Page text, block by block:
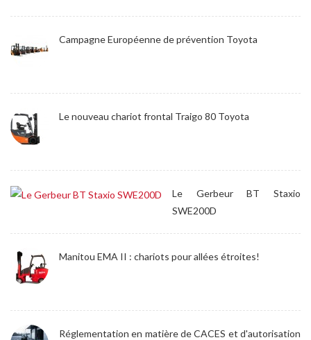
Campagne Européenne de prévention Toyota
Le nouveau chariot frontal Traigo 80 Toyota
Le Gerbeur BT Staxio
SWE200D
Manitou EMA II : chariots pour allées étroites!
Réglementation en matière de CACES et d'autorisation